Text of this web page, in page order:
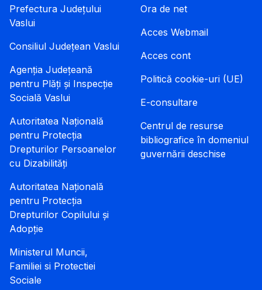
Prefectura Județului
Vaslui
Consiliul Județean Vaslui
Agenția Județeană
pentru Plăți și Inspecție
Socială Vaslui
Autoritatea Națională
pentru Protecția
Drepturilor Persoanelor
cu Dizabilități
Autoritatea Națională
pentru Protecția
Drepturilor Copilului și
Adopție
Ministerul Muncii,
Familiei si Protectiei
Sociale
Ora de net
Acces Webmail
Acces cont
Politică cookie-uri (UE)
E-consultare
Centrul de resurse
bibliografice în domeniul
guvernării deschise